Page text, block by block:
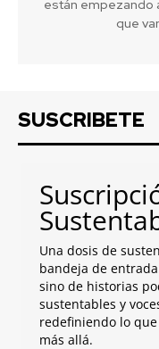
están empezando
que
SUSCRIBETE
Una dosis de
bandeja de
sino de historias
sustentables y
redefiniendo lo
más allá.